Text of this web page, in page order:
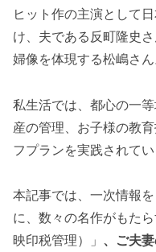
ヒット作の主演として
け、夫である反町隆史
婦像を体現する松嶋さん
私生活では、都心の一
産の管理、お子様の教
フプランを実践されてい
本記事では、一次情報
に、数々の名作がもた
映印税管理）」 、ご夫